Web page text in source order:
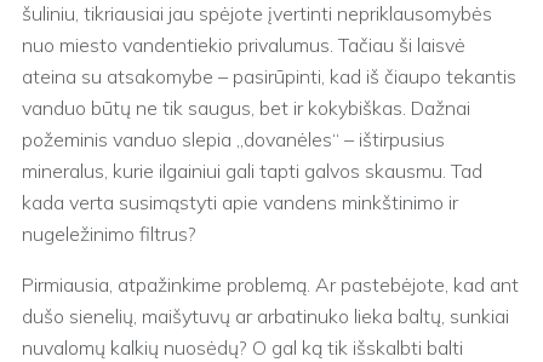
šuliniu, tikriausiai jau spėjote įvertinti nepriklausomybės
nuo miesto vandentiekio privalumus. Tačiau ši laisvė
ateina su atsakomybe – pasirūpinti, kad iš čiaupo tekantis
vanduo būtų ne tik saugus, bet ir kokybiškas. Dažnai
požeminis vanduo slepia „dovanėles“ – ištirpusius
mineralus, kurie ilgainiui gali tapti galvos skausmu. Tad
kada verta susimąstyti apie vandens minkštinimo ir
nugeležinimo filtrus?
Pirmiausia, atpažinkime problemą. Ar pastebėjote, kad ant
dušo sienelių, maišytuvų ar arbatinuko lieka baltų, sunkiai
nuvalomų kalkių nuosėdų? O gal ką tik išskalbti balti